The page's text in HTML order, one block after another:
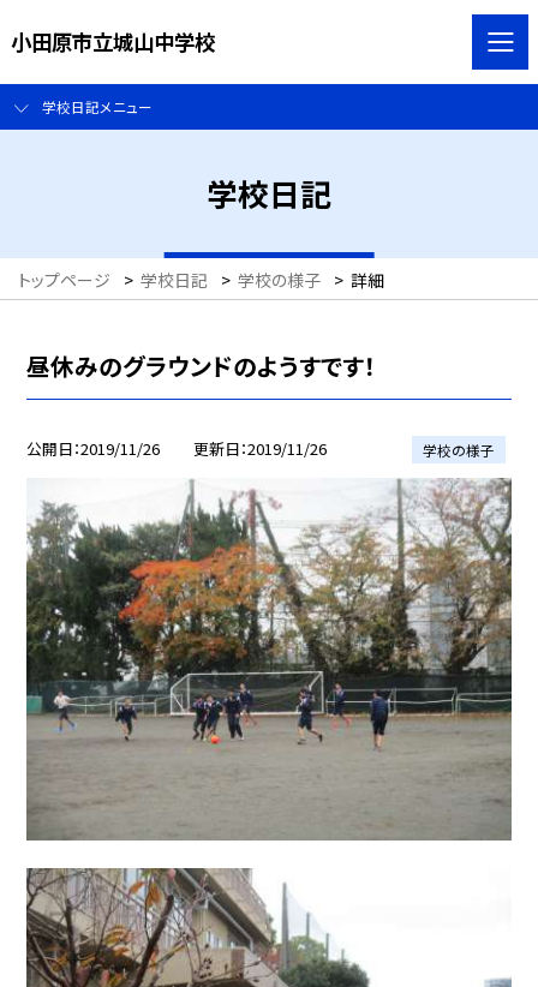
小田原市立城山中学校
学校日記メニュー
学校日記
トップページ > 学校日記 > 学校の様子 > 詳細
昼休みのグラウンドのようすです！
公開日 2019/11/26 更新日 2019/11/26 学校の様子